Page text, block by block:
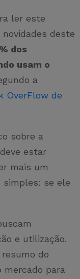
ler este
deste
dos
usam o
a
OverFlow de
sobre a
estar
mais um
simples: se ele
e utilização.
do
mercado para